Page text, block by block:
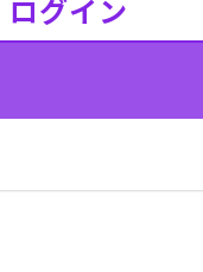
いて、その対応施策
ログイン